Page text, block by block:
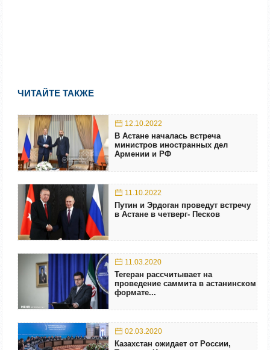
ЧИТАЙТЕ ТАКЖЕ
12.10.2022
В Астане началась встреча
министров иностранных дел
Армении и РФ
11.10.2022
Путин и Эрдоган проведут встречу
в Астане в четверг- Песков
11.03.2020
Тегеран рассчитывает на
проведение саммита в астанинском
формате...
02.03.2020
Казахстан ожидает от России,